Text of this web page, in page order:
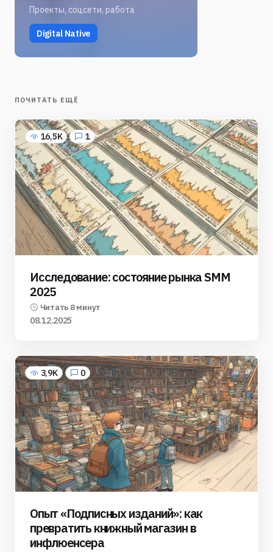
Проекты, соцсети, работа
Digital Native
ПОЧИТАТЬ ЕЩЁ
16,5K 1
Исследование: состояние рынка SMM
2025
Читать 8 минут
08.12.2025
3,9K 0
Опыт «Подписных изданий»: как
превратить книжный магазин в
инфлюенсера